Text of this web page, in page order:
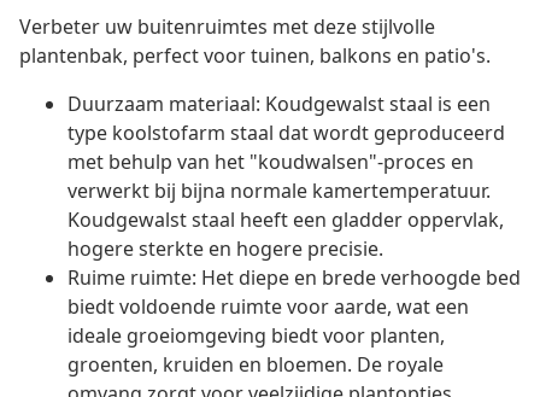
Verbeter uw buitenruimtes met deze stijlvolle
plantenbak, perfect voor tuinen, balkons en patio's.
Duurzaam materiaal: Koudgewalst staal is een
type koolstofarm staal dat wordt geproduceerd
met behulp van het "koudwalsen"-proces en
verwerkt bij bijna normale kamertemperatuur.
Koudgewalst staal heeft een gladder oppervlak,
hogere sterkte en hogere precisie.
Ruime ruimte: Het diepe en brede verhoogde bed
biedt voldoende ruimte voor aarde, wat een
ideale groeiomgeving biedt voor planten,
groenten, kruiden en bloemen. De royale